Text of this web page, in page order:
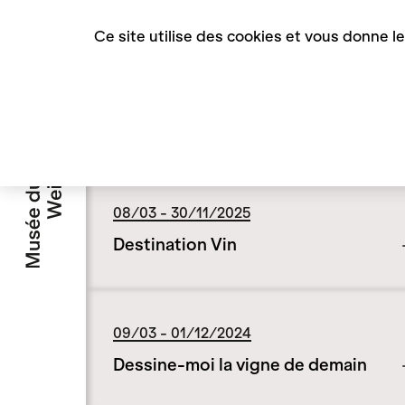
08/03 - 30/11/2025
Destination Vin
09/03 - 01/12/2024
Dessine-moi la vigne de demain
Ce site utilise des cookies et vous donne